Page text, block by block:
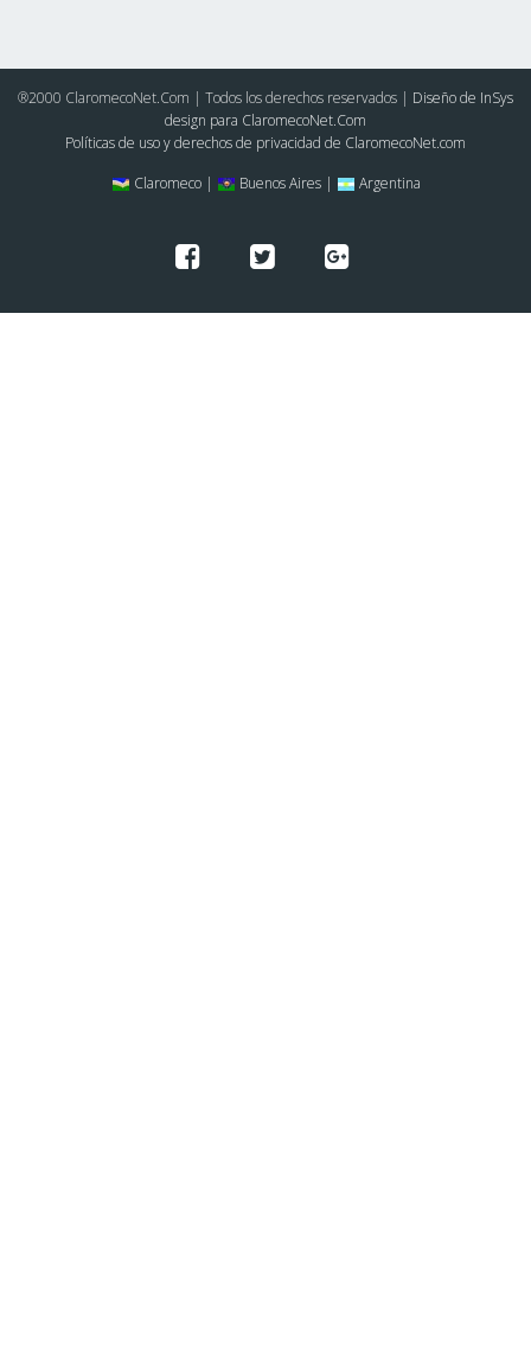
®2000 ClaromecoNet.Com | Todos los derechos reservados | Diseño de InSys
design para ClaromecoNet.Com
Políticas de uso y derechos de privacidad de ClaromecoNet.com
Claromeco |
Buenos Aires | Argentina